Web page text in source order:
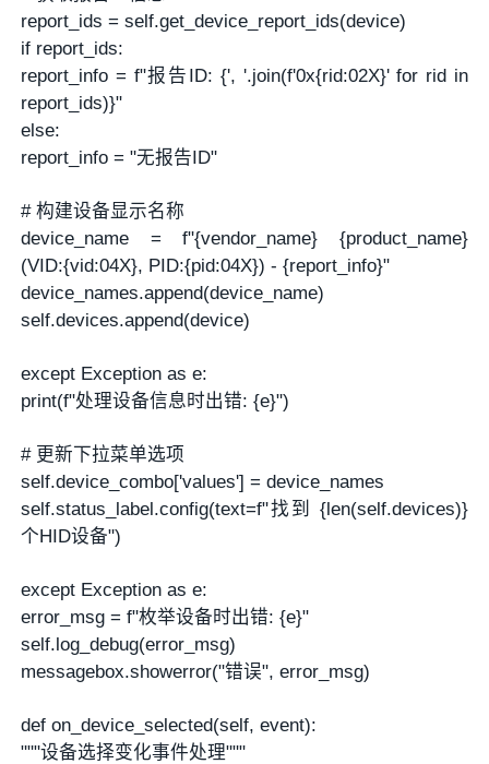
report_ids = self.get_device_report_ids(device)
if report_ids:
report_info = f"报告ID: {', '.join(f'0x{rid:02X}' for rid in
report_ids)}"
else:
report_info = "无报告ID"
# 构建设备显示名称
device_name = f"{vendor_name} {product_name}
(VID:{vid:04X}, PID:{pid:04X}) - {report_info}"
device_names.append(device_name)
self.devices.append(device)
except Exception as e:
print(f"处理设备信息时出错: {e}")
# 更新下拉菜单选项
self.device_combo['values'] = device_names
self.status_label.config(text=f"找到 {len(self.devices)}
个HID设备")
except Exception as e:
error_msg = f"枚举设备时出错: {e}"
self.log_debug(error_msg)
messagebox.showerror("错误", error_msg)
def on_device_selected(self, event):
"""设备选择变化事件处理"""